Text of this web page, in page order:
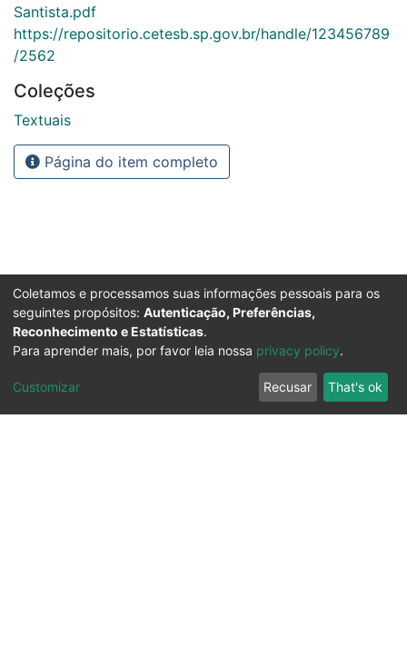
Santista.pdf
https://repositorio.cetesb.sp.gov.br/handle/123456789
/2562
Coleções
Textuais
Página do item completo
Coletamos e processamos suas informações pessoais para os
seguintes propósitos: Autenticação, Preferências,
Reconhecimento e Estatísticas.
Para aprender mais, por favor leia nossa privacy policy.
Customizar Recusar That's ok